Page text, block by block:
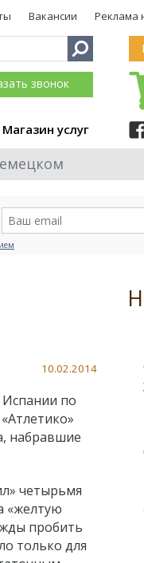
Вакансии Реклама
звонок
Магазин услуг
10.02.2014
Испании по
набравшие
четырьмя
«желтую
пробить
только для